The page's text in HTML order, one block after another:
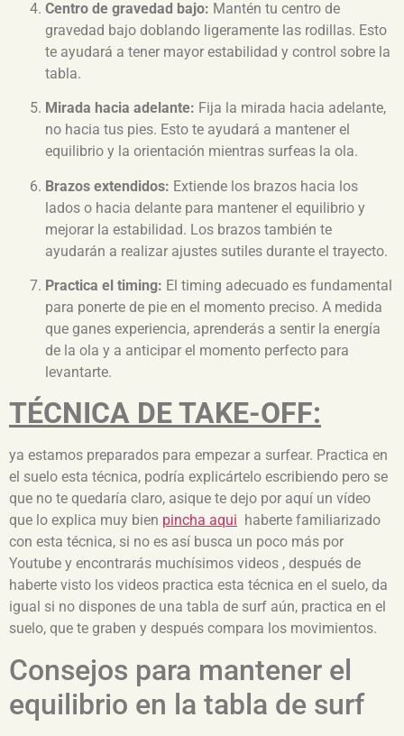
Centro de gravedad bajo: Mantén tu centro de
gravedad bajo doblando ligeramente las rodillas. Esto
te ayudará a tener mayor estabilidad y control sobre la
tabla.
Mirada hacia adelante: Fija la mirada hacia adelante,
no hacia tus pies. Esto te ayudará a mantener el
equilibrio y la orientación mientras surfeas la ola.
Brazos extendidos: Extiende los brazos hacia los
lados o hacia delante para mantener el equilibrio y
mejorar la estabilidad. Los brazos también te
ayudarán a realizar ajustes sutiles durante el trayecto.
Practica el timing: El timing adecuado es fundamental
para ponerte de pie en el momento preciso. A medida
que ganes experiencia, aprenderás a sentir la energía
de la ola y a anticipar el momento perfecto para
levantarte.
TÉCNICA DE TAKE-OFF:
ya estamos preparados para empezar a surfear. Practica en
el suelo esta técnica, podría explicártelo escribiendo pero se
que no te quedaría claro, asique te dejo por aquí un vídeo
que lo explica muy bien pincha aqui haberte familiarizado
con esta técnica, si no es así busca un poco más por
Youtube y encontrarás muchísimos videos , después de
haberte visto los videos practica esta técnica en el suelo, da
igual si no dispones de una tabla de surf aún, practica en el
suelo, que te graben y después compara los movimientos.
Consejos para mantener el
equilibrio en la tabla de surf